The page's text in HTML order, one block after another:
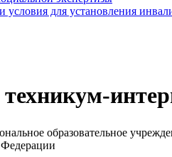
для установления
образовательное